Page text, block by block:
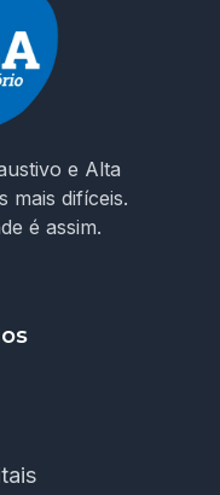
e Alta
mais difíceis.
é assim.